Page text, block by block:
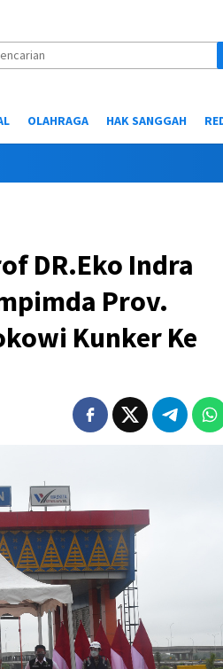
OLAHRAGA HAK SANGGAH
DR.Eko Indra
Prov.
Kunker Ke